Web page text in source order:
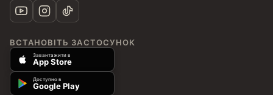
ВСТАНОВІТЬ ЗАСТОСУНОК
Завантажити в
App Store
Доступно в
Google Play